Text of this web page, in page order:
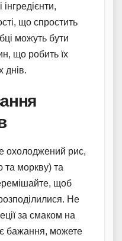
що спростить
можуть бути
що робить їх
днів.
охолоджений рис,
та моркву) та
щоб
Не
за смаком на
бажання, можете